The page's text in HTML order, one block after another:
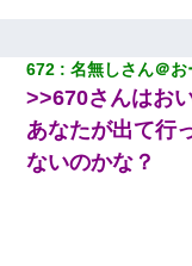
672 名無しさん＠お
>>670さんはお
あなたが出て行
ないのかな？